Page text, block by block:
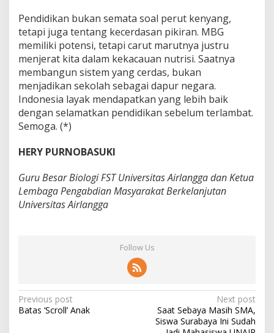
Pendidikan bukan semata soal perut kenyang,
tetapi juga tentang kecerdasan pikiran. MBG
memiliki potensi, tetapi carut marutnya justru
menjerat kita dalam kekacauan nutrisi. Saatnya
membangun sistem yang cerdas, bukan
menjadikan sekolah sebagai dapur negara.
Indonesia layak mendapatkan yang lebih baik
dengan selamatkan pendidikan sebelum terlambat.
Semoga. (*)
HERY PURNOBASUKI
Guru Besar Biologi FST Universitas Airlangga dan Ketua
Lembaga Pengabdian Masyarakat Berkelanjutan
Universitas Airlangga
Follow Us
P
o
Previous post
Batas ‘Scroll’ Anak
Next post
Saat Sebaya Masih SMA,
Siswa Surabaya Ini Sudah